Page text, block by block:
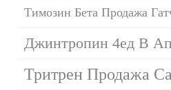
Tимозин Бета Продажа
Джинтропин 4ед В
Тритрен Продажа